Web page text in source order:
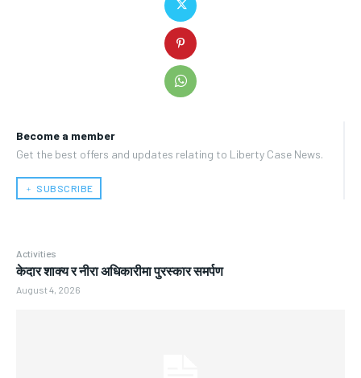
Become a member
Get the best offers and updates relating to Liberty Case News.
﹢ SUBSCRIBE
Activities
केदार शाक्य र नीरा अधिकारीमा पुरस्कार समर्पण
August 4, 2026